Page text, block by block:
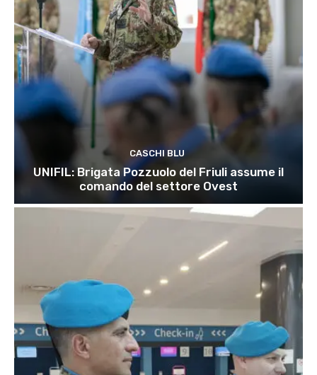
CASCHI BLU
UNIFIL: Brigata Pozzuolo del Friuli assume il
comando del settore Ovest